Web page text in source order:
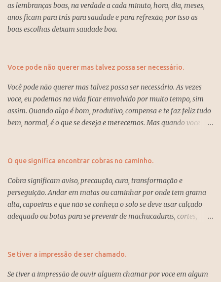
as lembranças boas, na verdade a cada minuto, hora, dia, meses,
anos ficam para trás para saudade e para refrexão, por isso as
boas escolhas deixam saudade boa.
Voce pode não querer mas talvez possa ser necessário.
Você pode não querer mas talvez possa ser necessário. As vezes
voce, eu podemos na vida ficar emvolvido por muito tempo, sim
assim. Quando algo é bom, produtivo, compensa e te faz feliz tudo
bem, normal, é o que se deseja e merecemos. Mas quando voce
passou um bom tempo e sente que possivelmente não trará
hora de mudar e deixar pra trás tudo isso e recomeçar com algo
novo, assim voce vai começar a lidar melhor com a vida e os
resultados virão, sempre com fé e verdade, ser feliz é o que Deus
quer para nós.
O que significa encontrar cobras no caminho.
Cobra significam aviso, precaução, cura, transformação e
perseguição. Andar em matas ou caminhar por onde tem grama
alta, capoeiras e que não se conheça o solo se deve usar calçado
adequado ou botas para se prevenir de machucaduras, cortes,
cobras. O que significa encontrar cobras no caminho. Encontrar
com o que não tem conhecimento, estranhos, negócios e energias
Se tiver a impressão de ser chamado.
Se tiver a impressão de ouvir alguem chamar por voce em algum